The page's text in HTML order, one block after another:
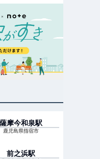
薩摩今和泉駅
鹿児島県指宿市
前之浜駅